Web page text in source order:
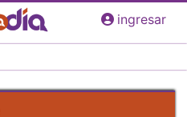
Pasar
al
principal
ingresar